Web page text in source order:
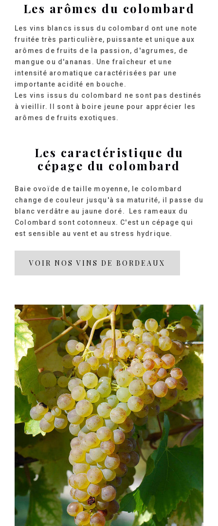
Les arômes du colombard
Les vins blancs issus du colombard ont une note
fruitée très particulière, puissante et unique aux
arômes de fruits de la passion, d'agrumes, de
mangue ou d'ananas. Une fraîcheur et une
intensité aromatique caractérisées par une
importante acidité en bouche.
Les vins issus du colombard ne sont pas destinés
à vieillir. Il sont à boire jeune pour apprécier les
arômes de fruits exotiques.
Les caractéristique du
cépage du colombard
Baie ovoïde de taille moyenne, le colombard
change de couleur jusqu'à sa maturité, il passe du
blanc verdâtre au jaune doré. Les rameaux du
Colombard sont cotonneux. C'est un cépage qui
est sensible au vent et au stress hydrique.
VOIR NOS VINS DE BORDEAUX